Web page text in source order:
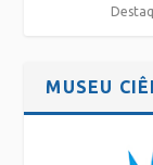
MUSEU